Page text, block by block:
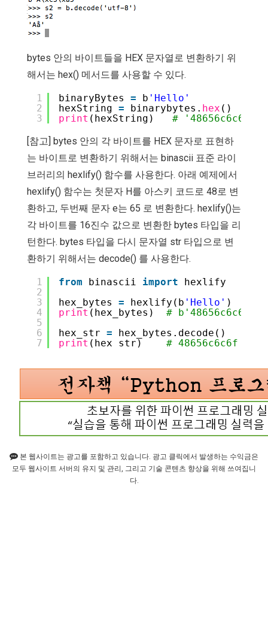
bytes 안의 바이트들을 HEX 문자열로 변환하기 위
해서는 hex() 메서드를 사용할 수 있다.
1
2
3
binaryBytes = b 'Hello'
hexString = binarybytes. hex ()
print (hexString) # '48656c6c6f'
[참고] bytes 안의 각 바이트를 HEX 문자로 표현하
는 바이트로 변환하기 위해서는 binascii 표준 라이
브러리의 hexlify() 함수를 사용한다. 아래 예제에서
hexlify() 함수는 첫문자 H를 아스키 코드로 48로 변
환하고, 두번째 문자 e는 65 로 변환한다. hexlify()는
각 바이트를 16진수 값으로 변환한 bytes 타입을 리
턴한다. bytes 타입을 다시 문자열 str 타입으로 변
환하기 위해서는 decode() 를 사용한다.
1
2
3
4
5
6
7
from binascii import
hexlify
hex_bytes = hexlify(b 'Hello' )
print (hex_bytes) # b'48656c6c6f'
hex_str =
hex_bytes.decode()
print (hex_str) # 48656c6c6f
본 웹사이트는 광고를 포함하고 있습니다. 광고 클릭에서 발생하는 수익금은
모두 웹사이트 서버의 유지 및 관리, 그리고 기술 콘텐츠 향상을 위해 쓰여집니
다.